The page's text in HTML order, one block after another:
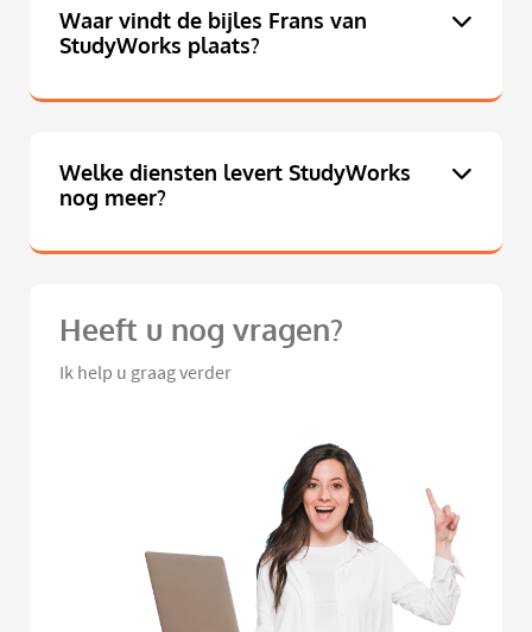
Waar vindt de bijles Frans van
StudyWorks plaats?
Welke diensten levert StudyWorks
nog meer?
Heeft u nog vragen?
Ik help u graag verder